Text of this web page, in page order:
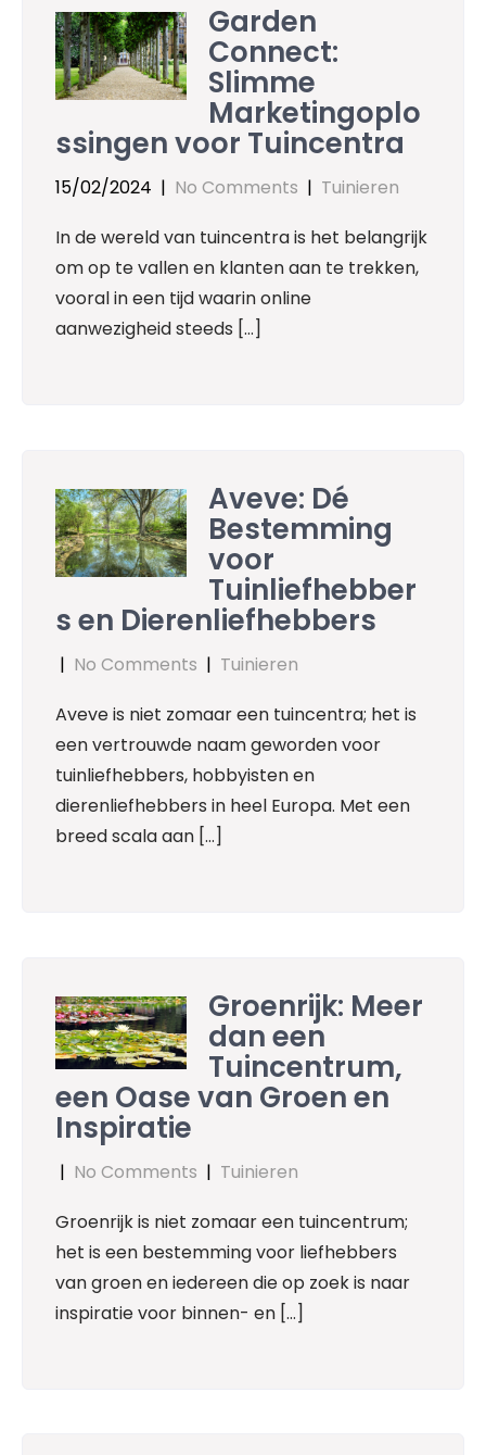
Garden
Connect:
Slimme
Marketingoplo
ssingen voor Tuincentra
15/02/2024 | No Comments | Tuinieren
In de wereld van tuincentra is het belangrijk
om op te vallen en klanten aan te trekken,
vooral in een tijd waarin online
aanwezigheid steeds […]
Aveve: Dé
Bestemming
voor
Tuinliefhebber
s en Dierenliefhebbers
| No Comments | Tuinieren
Aveve is niet zomaar een tuincentra; het is
een vertrouwde naam geworden voor
tuinliefhebbers, hobbyisten en
dierenliefhebbers in heel Europa. Met een
breed scala aan […]
Groenrijk: Meer
dan een
Tuincentrum,
een Oase van Groen en
Inspiratie
| No Comments | Tuinieren
Groenrijk is niet zomaar een tuincentrum;
het is een bestemming voor liefhebbers
van groen en iedereen die op zoek is naar
inspiratie voor binnen- en […]